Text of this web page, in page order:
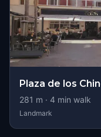
Plaza de los
281 m · 4 min walk
Landmark